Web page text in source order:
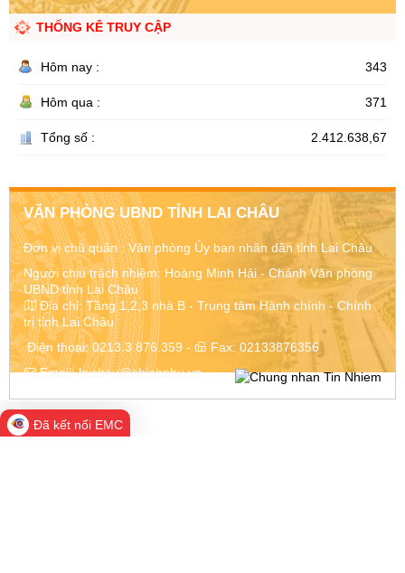
THỐNG KÊ TRUY CẬP
Hôm nay : 343
Hôm qua : 371
Tổng số : 2.412.638,67
VĂN PHÒNG UBND TỈNH LAI CHÂU
Đơn vị chủ quản :Văn phòng Ủy ban nhân dân tỉnh Lai Châu
Người chịu trách nhiệm: Hoàng Minh Hải - Chánh Văn phòng
UBND tỉnh Lai Châu
Địa chỉ: Tầng 1,2,3 nhà B - Trung tâm Hành chính - Chính
trị tỉnh Lai Châu
Điện thoại:0213.3.876.359 - Fax: 02133876356
Email:laichau@chinhphu.vn
Đã kết nối EMC